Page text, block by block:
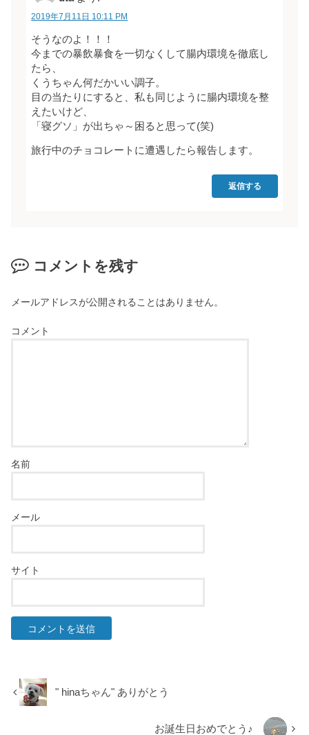
2019年7月11日 10:11 PM
そうなのよ！！！
今までの暴飲暴食を一切なくして腸内環境を徹底し
たら、
くうちゃん何だかいい調子。
目の当たりにすると、私も同じように腸内環境を整
えたいけど、
「寝グソ」が出ちゃ～困ると思って(笑)
旅行中のチョコレートに遭遇したら報告します。
返信する
コメントを残す
メールアドレスが公開されることはありません。
コメント
名前
メール
サイト
" hinaちゃん" ありがとう
お誕生日おめでとう♪